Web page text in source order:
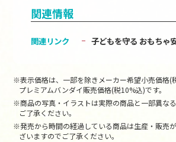
関連情報
関連リンク 子どもを守る おもちゃ
※表示価格は、一部を除きメーカー希望小売価格(
プレミアムバンダイ販売価格(税10%込)です。
※商品の写真・イラストは実際の商品と一部異な
ご了承ください。
※発売から時間の経過している商品は生産・販売
ざいますのでご了承ください。